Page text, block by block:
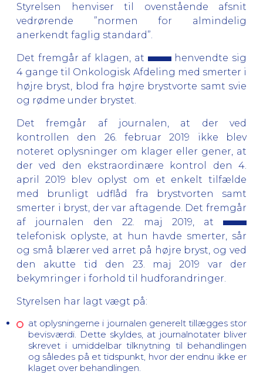
Styrelsen henviser til ovenstående afsnit
vedrørende ”normen for almindelig
anerkendt faglig standard”.
Det fremgår af klagen, at
henvendte sig
4 gange til Onkologisk Afdeling med smerter i
højre bryst, blod fra højre brystvorte samt svie
og rødme under brystet.
Det fremgår af journalen, at der ved
kontrollen den 26. februar 2019 ikke blev
noteret oplysninger om klager eller gener, at
der ved den ekstraordinære kontrol den 4.
april 2019 blev oplyst om et enkelt tilfælde
med brunligt udflåd fra brystvorten samt
smerter i bryst, der var aftagende. Det fremgår
af journalen den 22. maj 2019, at
telefonisk oplyste, at hun havde smerter, sår
og små blærer ved arret på højre bryst, og ved
den akutte tid den 23. maj 2019 var der
bekymringer i forhold til hudforandringer.
Styrelsen har lagt vægt på:
at oplysningerne i journalen generelt tillægges stor
bevisværdi. Dette skyldes, at journalnotater bliver
skrevet i umiddelbar tilknytning til behandlingen
og således på et tidspunkt, hvor der endnu ikke er
klaget over behandlingen.